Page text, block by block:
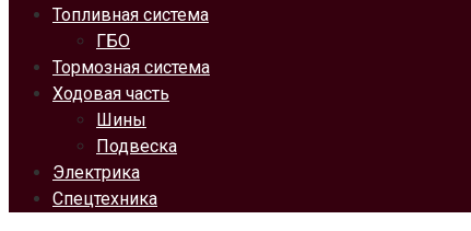
Топливная система
ГБО
Тормозная система
Ходовая часть
Шины
Подвеска
Электрика
Спецтехника